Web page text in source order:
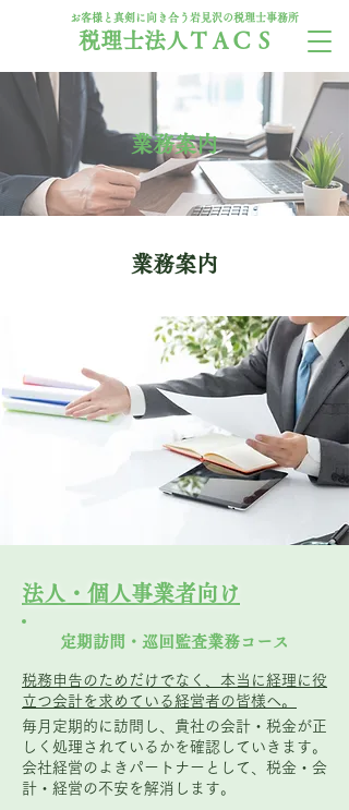
税理士法人ＴＡＣＳ
お客様と真剣に向き合う岩見沢の税理士事務所
業務案内
業務案内
法人・個人事業者向け
定期訪問・巡回監査業務コース
税務申告のためだけでなく、本当に経理に役
立つ会計を求めている経営者の皆様へ。
毎月定期的に訪問し、貴社の会計・税金が正
しく処理されているかを確認していきます。
会社経営のよきパートナーとして、税金・会
計・経営の不安を解消します。